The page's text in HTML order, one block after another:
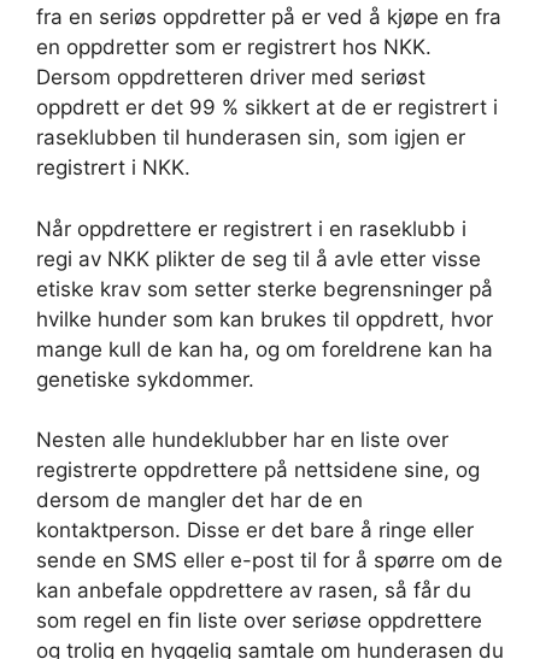
fra en seriøs oppdretter på er ved å kjøpe en fra
en oppdretter som er registrert hos NKK.
Dersom oppdretteren driver med seriøst
oppdrett er det 99 % sikkert at de er registrert i
raseklubben til hunderasen sin, som igjen er
registrert i NKK.
Når oppdrettere er registrert i en raseklubb i
regi av NKK plikter de seg til å avle etter visse
etiske krav som setter sterke begrensninger på
hvilke hunder som kan brukes til oppdrett, hvor
mange kull de kan ha, og om foreldrene kan ha
genetiske sykdommer.
Nesten alle hundeklubber har en liste over
registrerte oppdrettere på nettsidene sine, og
dersom de mangler det har de en
kontaktperson. Disse er det bare å ringe eller
sende en SMS eller e-post til for å spørre om de
kan anbefale oppdrettere av rasen, så får du
som regel en fin liste over seriøse oppdrettere
og trolig en hyggelig samtale om hunderasen du